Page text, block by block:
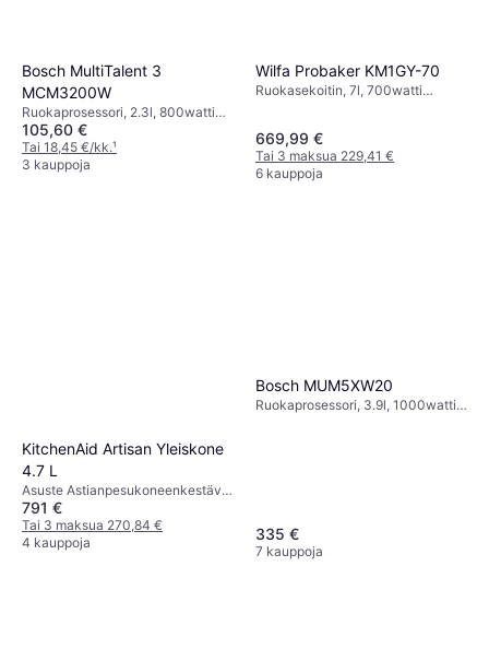
Bosch MultiTalent 3
MCM3200W
Ruokaprosessori, 2.3l, 800watti
Turvalukitus, BPA-vapaa,
Turbo-/Pulssitoiminto,
Johtosäilytys,
105,60 €
Tai 18,45 €/kk.¹
3 kauppoja
Wilfa Probaker KM1GY-70
Ruokasekoitin, 7l, 700watti
669,99 €
Tai 3 maksua 229,41 €
6 kauppoja
KitchenAid Artisan Yleiskone
4.7 L
Asuste Astianpesukoneenkestävät
Osat
791 €
Tai 3 maksua 270,84 €
4 kauppoja
Bosch MUM5XW20
Ruokaprosessori, 3.9l, 1000watti
Ylikuumenemissuojaus,
Planeetta-/Orbitaaliliike, BPA-
vapaa
335 €
7 kauppoja